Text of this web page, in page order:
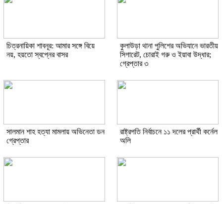
চিত্রনায়িকা শাবনূর: আমার সঙ্গে বিয়ে
নয়, হয়তো স্বপ্নের বাসর
কুলাউড়া থানা পুলিশের অভিযানে ভারতীয়
সিগারেট, চোরাই গরু ও ইয়াবা উদ্ধার;
গ্রেপ্তার ৩
সালমান শাহ হত্যা মামলায় অভিনেতা ডন
গ্রেপ্তার
রাষ্ট্রপতি নির্বাচনে ১১ দলের প্রার্থী কর্নেল
অলি